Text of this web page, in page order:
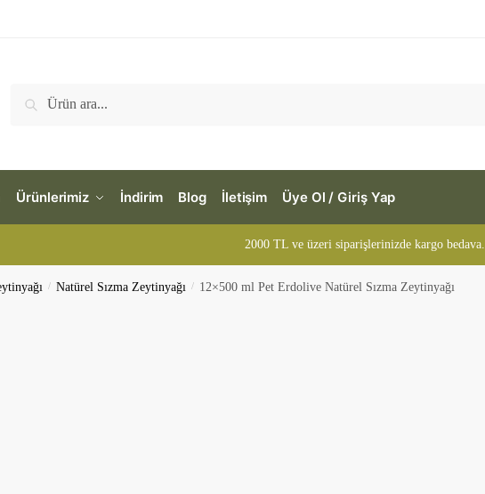
Ara
Ürünlerimiz İndirim Blog İletişim Üye Ol / Giriş Yap
2000 TL ve üzeri siparişlerinizde kargo bedava.
/ Natürel Sızma Zeytinyağı / 12×500 ml Pet Erdolive Natürel Sızma Zeytinyağı